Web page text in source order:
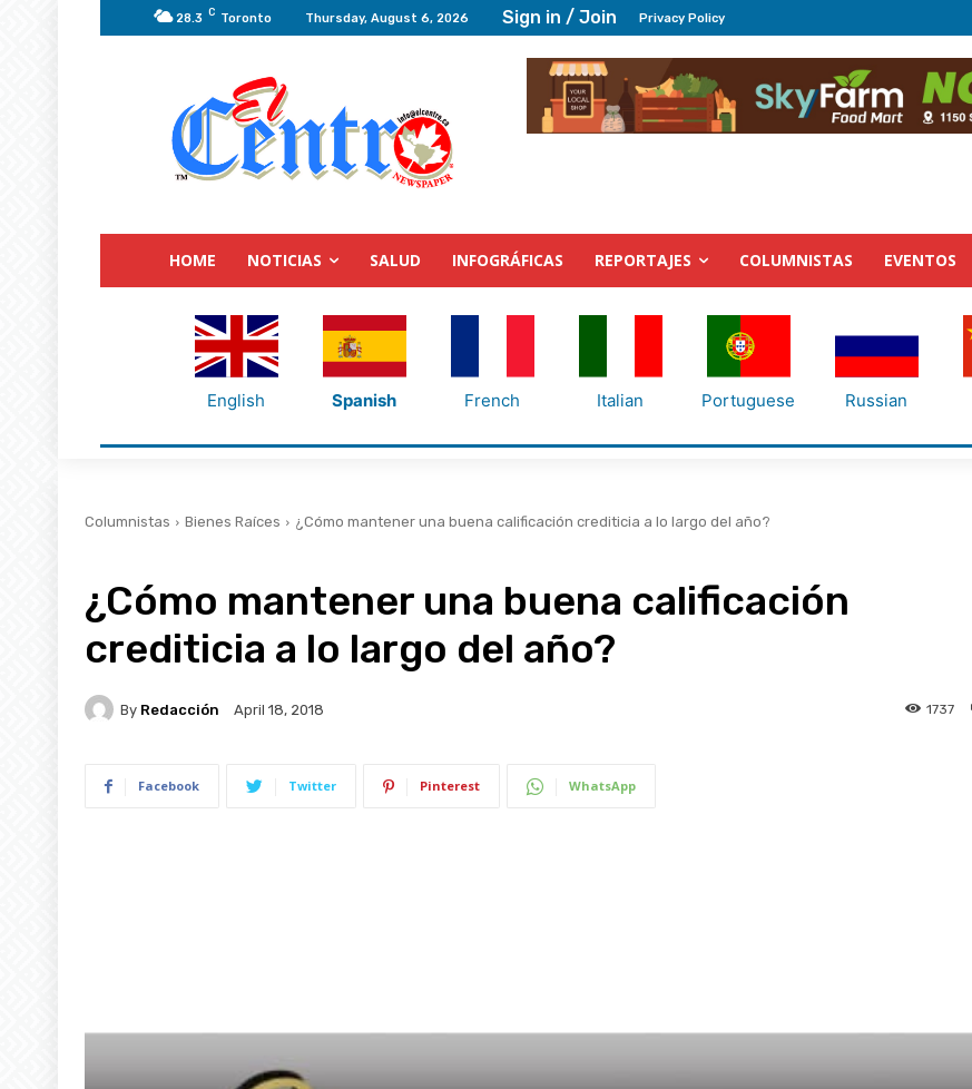
28.3 C Toronto Thursday, August 6, 2026 Sign in / Join Privacy Policy
HOME NOTICIAS SALUD INFOGRÁFICAS REPORTAJES COLUMNISTAS EVENTOS
English Spanish French Italian Portuguese Russian
Columnistas Bienes Raíces ¿Cómo mantener una buena calificación crediticia a lo largo del año?
¿Cómo mantener una buena calificación
crediticia a lo largo del año?
By Redacción April 18, 2018 1737
Facebook Twitter Pinterest WhatsApp